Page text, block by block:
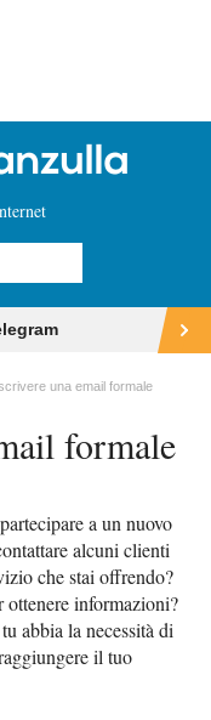
una email formale
formale
a un nuovo
alcuni clienti
che stai offrendo?
ottenere informazioni?
abbia la necessità di
il tuo